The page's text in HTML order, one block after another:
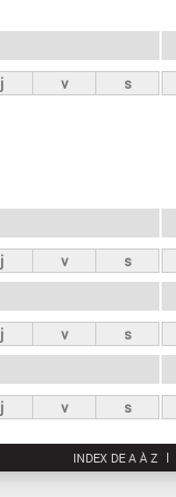
j v s
j v s
j v s
j v s
INDEX DE A À Z